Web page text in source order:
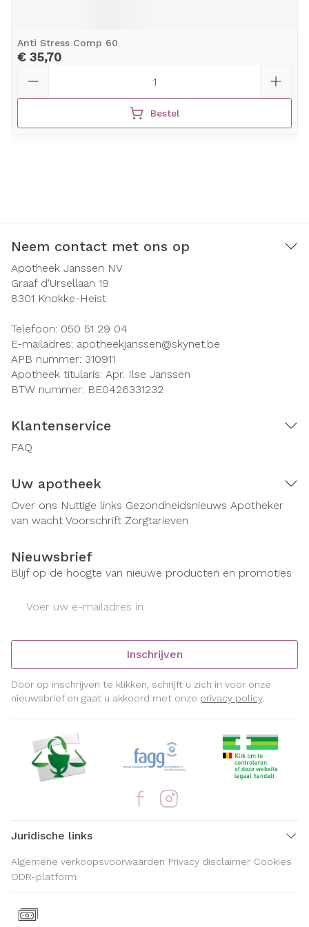
Anti Stress Comp 60
€ 35,70
Bestel
Neem contact met ons op
Apotheek Janssen NV
Graaf d'Ursellaan 19
8301 Knokke-Heist
Telefoon: 050 51 29 04
E-mailadres: apotheekjanssen@skynet.be
APB nummer: 310911
Apotheek titularis: Apr. Ilse Janssen
BTW nummer: BE0426331232
Klantenservice
FAQ
Uw apotheek
Over ons Nuttige links Gezondheidsnieuws Apotheker
van wacht Voorschrift Zorgtarieven
Nieuwsbrief
Blijf op de hoogte van nieuwe producten en promoties
Inschrijven
Door op inschrijven te klikken, schrijft u zich in voor onze
nieuwsbrief en gaat u akkoord met onze privacy policy.
Juridische links
Algemene verkoopsvoorwaarden Privacy disclaimer Cookies
ODR-platform